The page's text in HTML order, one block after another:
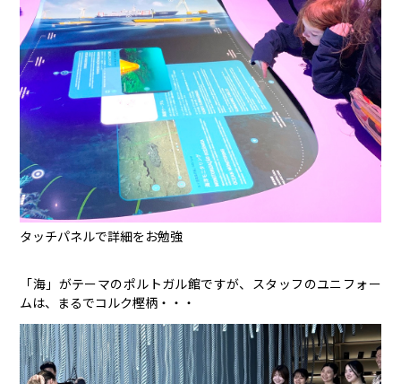
タッチパネルで詳細をお勉強
「海」がテーマのポルトガル館ですが、スタッフのユニフォー
ムは、まるでコルク樫柄・・・